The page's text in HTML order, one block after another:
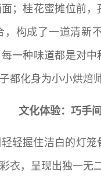
；桂花蜜摊位前
构成了一道清新
一种味道都是对
都化身为小小烘焙
文化体验：巧手
轻握住洁白的灯
衣，呈现出独一无